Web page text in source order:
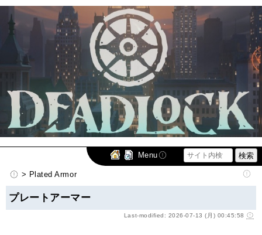
Menu
> Plated Armor
プレートアーマー
Last-modified: 2026-07-13 (月) 00:45:58